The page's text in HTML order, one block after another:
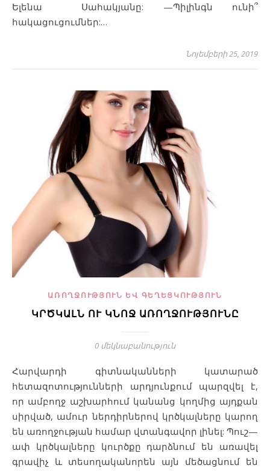
Ելենա Սահակյանը: —Պիլինգն ունի՞
հակացուցումներ:…
Նոյեմբերի 25, 2019
ԱՌՈՂՋՈՒԹՅՈՒՆ ԵՎ ԳԵՂԵՑԿՈՒԹՅՈՒՆ
ԿՐԾԿԱԼՆ ՈՒ ԿՆՈՋ ԱՌՈՂՋՈՒԹՅՈՒՆԸ
0 մեկնաբանություն
Հարվարդի գիտնականների կատարած
հետազոտությունների արդյունքում պարզվել է,
որ ամբողջ աշխարհում կանանց կողմից այդքան
սիրված, ամուր ներդիրներով կրծկալները կարող
են առողջության համար վտանգավոր լինել: Պուշ—
ափ կրծկալները կուրծքը դարձնում են առավել
գրավիչ և տեսողականորեն այն մեծացնում են